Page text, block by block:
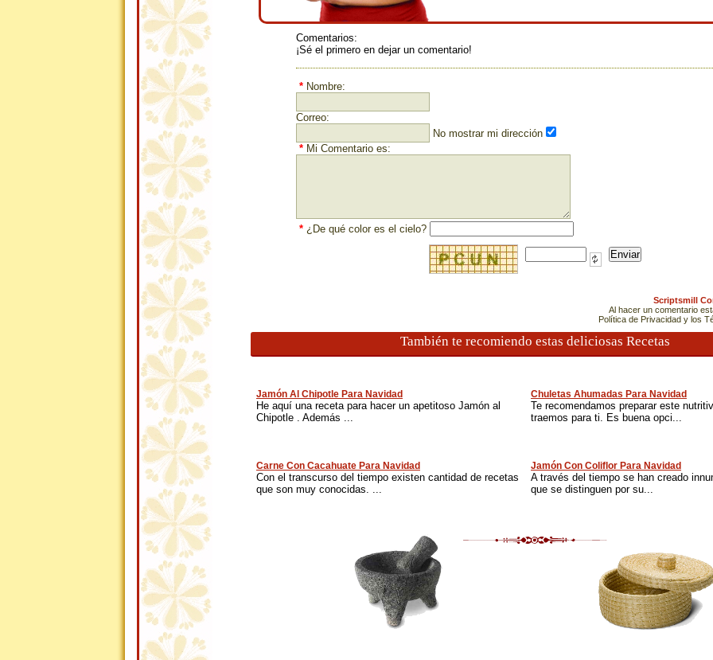
Comentarios:
¡Sé el primero en dejar un comentario!
* Nombre:
Correo:
No mostrar mi dirección
* Mi Comentario es:
* ¿De qué color es el cielo?
Scriptsmill
Al hacer un comentario
Política de Privacidad y los
También te recomiendo estas deliciosas Recetas
Jamón Al Chipotle Para Navidad
He aquí una receta para hacer un apetitoso Jamón al
Chipotle . Además ...
Chuletas Ahumadas Para Navidad
Te recomendamos preparar este
traemos para ti. Es buena opci...
Carne Con Cacahuate Para Navidad
Con el transcurso del tiempo existen cantidad de recetas
que son muy conocidas. ...
Jamón Con Coliflor Para Navidad
A través del tiempo se han creado
que se distinguen por su...